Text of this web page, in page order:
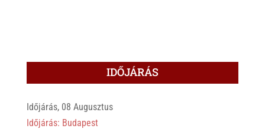
IDŐJÁRÁS
Időjárás, 08 Augusztus
Időjárás: Budapest